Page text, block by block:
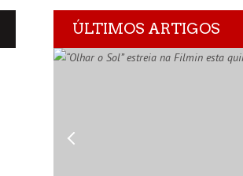
ÚLTIMOS ARTIGOS